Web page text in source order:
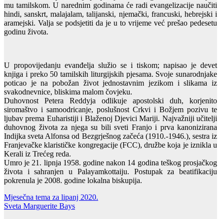
mu tamilskom. U narednim godinama će radi evangelizacije naučiti
hindi, sanskrt, malajalam, talijanski, njemački, francuski, hebrejski i
aramejski. Valja se podsjetiti da je u to vrijeme već prešao pedesetu
godinu života.
U propovijedanju evanđelja služio se i tiskom; napisao je devet
knjiga i preko 50 tamilskih liturgijskih pjesama. Svoje sunarodnjake
poticao je na pobožan život jednostavnim jezikom i slikama iz
svakodnevnice, bliskima malom čovjeku.
Duhovnost Petera Reddyja odlikuje apostolski duh, korjenito
siromaštvo i samoodricanje, poslušnost Crkvi i Božjem pozivu te
ljubav prema Euharistiji i Blaženoj Djevici Mariji. Najvažniji učitelji
duhovnog života za njega su bili sveti Franjo i prva kanonizirana
Indijka sveta Alfonsa od Bezgrješnog začeća (1910.-1946.), sestra iz
Franjevačke klarističke kongregacije (FCC), družbe koja je iznikla u
Kerali iz Trećeg reda.
Umro je 21. lipnja 1958. godine nakon 14 godina teškog prosjačkog
života i sahranjen u Palayamkottaiju. Postupak za beatifikaciju
pokrenula je 2008. godine lokalna biskupija.
Navigacija
objava
Mjesečna tema za lipanj 2020.
Sveta Marguerite Bays